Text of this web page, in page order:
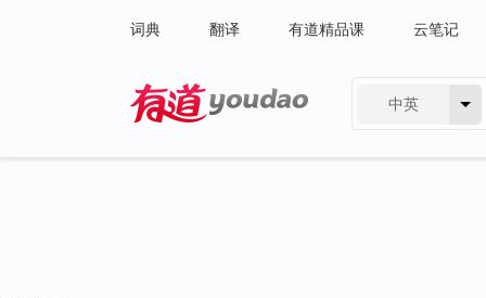
词典 翻译 有道精品课 云笔记
中英